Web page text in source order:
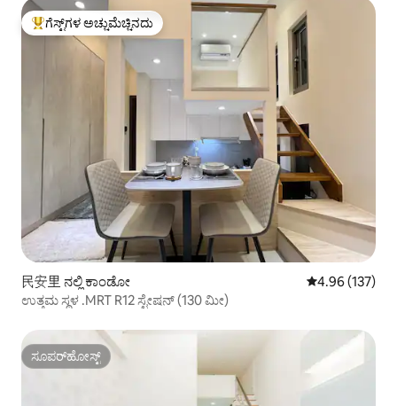
ಗೆಸ್ಟ್‌ಗಳಿಗೆ ಅತಿ ಹೆಚ್ಚು ಅಚ್ಚುಮೆಚ್ಚಿನದು
ಗೆಸ್ಟ್‌ಗಳ ಅಚ್ಚುಮೆಚ್ಚಿನದು
民安里 ನಲ್ಲಿ ಕಾಂಡೋ 5 ರಲ್ಲಿ 4.96
4.96 (137)
ಉತ್ತಮ ಸ್ಥಳ .MRT R12 ಸ್ಟೇಷನ್ (130 ಮೀ)
ಸೂಪರ್‌ಹೋಸ್ಟ್
ಸೂಪರ್‌ಹೋಸ್ಟ್